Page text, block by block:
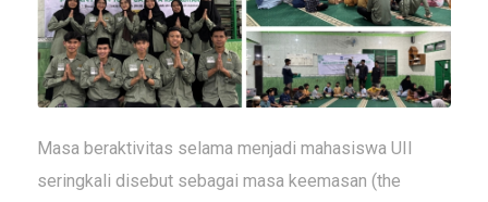
Masa beraktivitas selama menjadi mahasiswa UII
seringkali disebut sebagai masa keemasan (the